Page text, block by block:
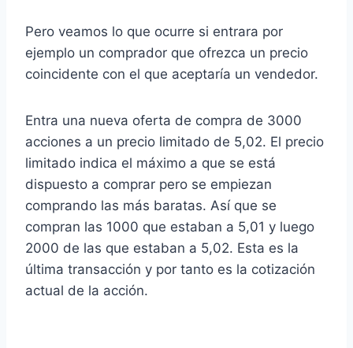
Pero veamos lo que ocurre si entrara por
ejemplo un comprador que ofrezca un precio
coincidente con el que aceptaría un vendedor.
Entra una nueva oferta de compra de 3000
acciones a un precio limitado de 5,02. El precio
limitado indica el máximo a que se está
dispuesto a comprar pero se empiezan
comprando las más baratas. Así que se
compran las 1000 que estaban a 5,01 y luego
2000 de las que estaban a 5,02. Esta es la
última transacción y por tanto es la cotización
actual de la acción.